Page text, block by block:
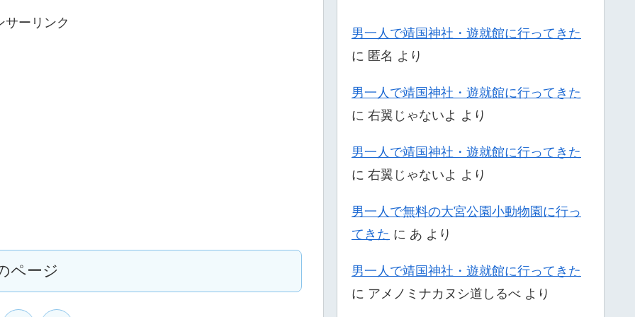
サーリンク
ページ
男一人で靖国神社・遊就館に行ってきた
に 匿名 より
男一人で靖国神社・遊就館に行ってきた
に 右翼じゃないよ より
男一人で靖国神社・遊就館に行ってきた
に 右翼じゃないよ より
男一人で無料の大宮公園小動物園に行っ
てきた に あ より
男一人で靖国神社・遊就館に行ってきた
に アメノミナカヌシ道しるべ より